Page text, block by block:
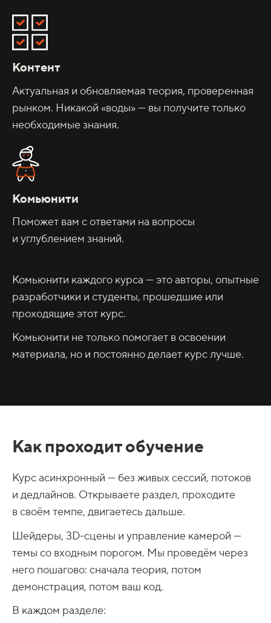
Контент
Актуальная и обновляемая теория, проверенная
рынком. Никакой «воды» — вы получите только
необходимые знания.
Комьюнити
Поможет вам с ответами на вопросы
и углублением знаний.
Комьюнити каждого курса — это авторы, опытные
разработчики и студенты, прошедшие или
проходящие этот курс.
Комьюнити не только помогает в освоении
материала, но и постоянно делает курс лучше.
Как проходит обучение
Курс асинхронный — без живых сессий, потоков
и дедлайнов. Открываете раздел, проходите
в своём темпе, двигаетесь дальше.
Шейдеры, 3D-сцены и управление камерой —
темы со входным порогом. Мы проведём через
него пошагово: сначала теория, потом
демонстрация, потом ваш код.
В каждом разделе: